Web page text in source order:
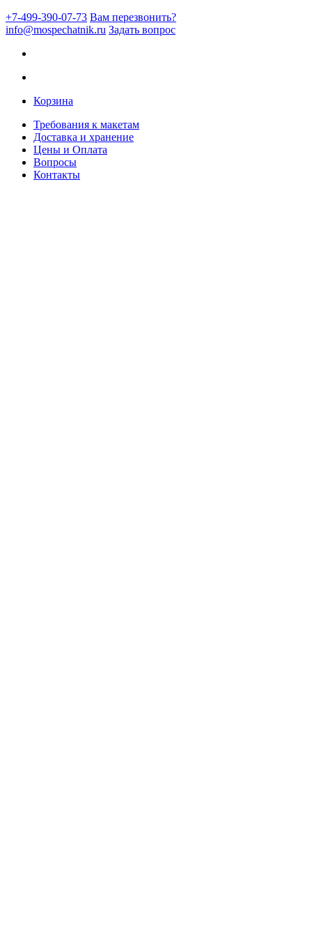
+7-499-390-07-73 Вам перезвонить?
info@mospechatnik.ru Задать вопрос
Корзина
Требования к макетам
Доставка и хранение
Цены и Оплата
Вопросы
Контакты